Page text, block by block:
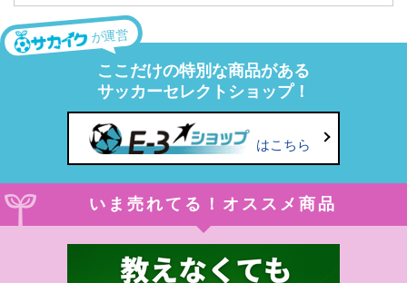
が運営
ここだけの特別な商品がある
サッカーセレクトショップ！
はこちら
いま売れてる！オススメ商品